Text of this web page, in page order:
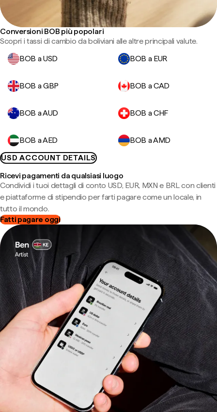
Conversioni BOB più popolari
Scopri i tassi di cambio da boliviani alle altre principali valute.
BOB a USD
BOB a EUR
BOB a GBP BOB a CAD
BOB a AUD BOB a CHF
BOB a AED
BOB a AMD
USD ACCOUNT DETAILS
Ricevi pagamenti da qualsiasi luogo
Condividi i tuoi dettagli di conto USD, EUR, MXN e BRL con clienti
e piattaforme di stipendio per farti pagare come un locale, in
tutto il mondo.
Fatti pagare oggi